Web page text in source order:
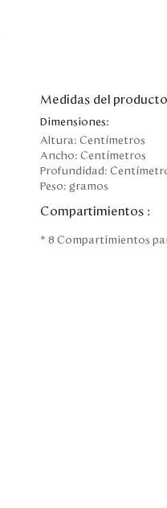
Medidas del producto
Dimensiones:
Altura:Centímetros
Ancho:Centímetros
Profundidad:
Peso:gramos
Compartimientos :
* 8 Compartimientos